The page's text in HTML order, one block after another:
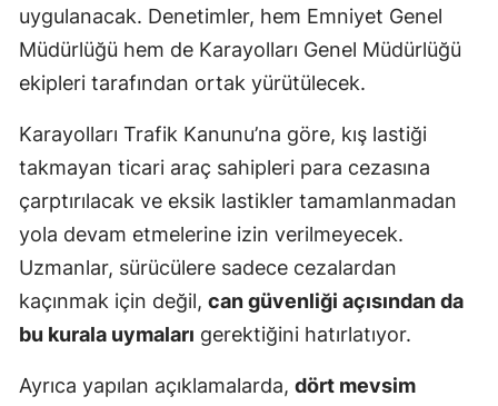
uygulanacak. Denetimler, hem Emniyet Genel
Müdürlüğü hem de Karayolları Genel Müdürlüğü
ekipleri tarafından ortak yürütülecek.
Karayolları Trafik Kanunu’na göre, kış lastiği
takmayan ticari araç sahipleri para cezasına
çarptırılacak ve eksik lastikler tamamlanmadan
yola devam etmelerine izin verilmeyecek.
Uzmanlar, sürücülere sadece cezalardan
kaçınmak için değil, can güvenliği açısından da
bu kurala uymaları gerektiğini hatırlatıyor.
Ayrıca yapılan açıklamalarda, dört mevsim